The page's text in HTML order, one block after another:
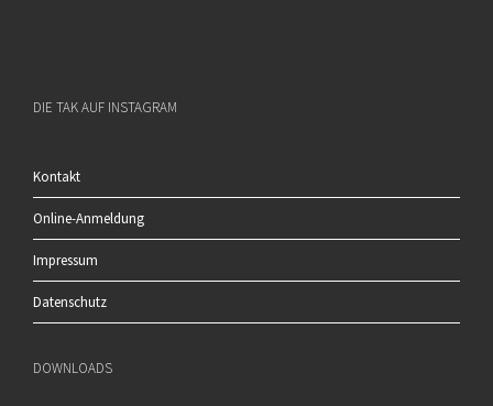
DIE TAK AUF INSTAGRAM
Kontakt
Online-Anmeldung
Impressum
Datenschutz
DOWNLOADS